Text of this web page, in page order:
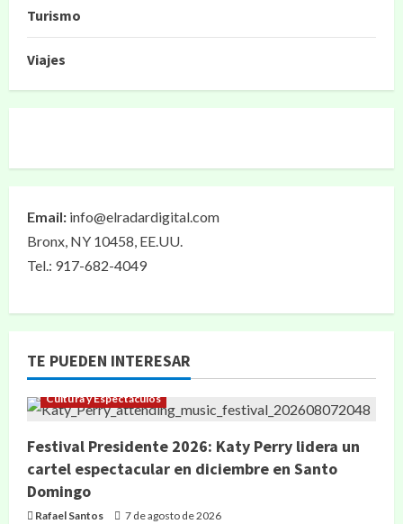
Turismo
Viajes
Email: info@elradardigital.com
Bronx, NY 10458, EE.UU.
Tel.: 917-682-4049
TE PUEDEN INTERESAR
Cultura y Espectáculos
Festival Presidente 2026: Katy Perry lidera un
cartel espectacular en diciembre en Santo
Domingo
Rafael Santos 7 de agosto de 2026